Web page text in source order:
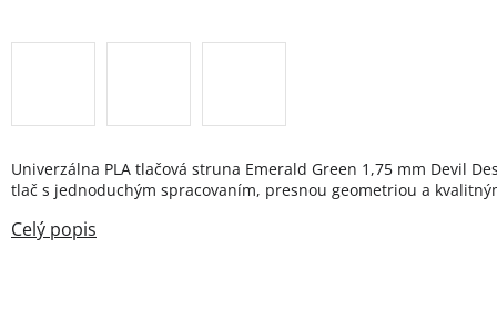
Univerzálna PLA tlačová struna Emerald Green 1,75 mm Devil
tlač s jednoduchým spracovaním, presnou geometriou a